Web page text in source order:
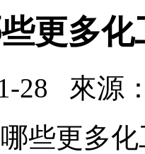
更多
28 來源
些更多